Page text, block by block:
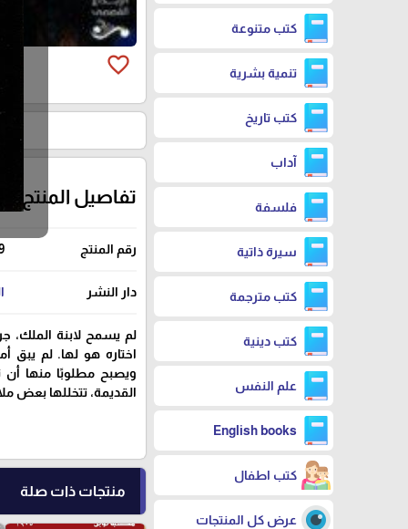
كتب متنوعة
تنمية بشرية
كتب تاريخ
آداب
فلسفة
سيرة ذاتية
كتب مترجمة
كتب دينية
علم النفس
English books
كتب اطفال
عرض كل المنتجات
favorite_border
تفاصيل المنتج
رقم المنتج
دار النشر
لم يسمح لابنة الملك،
اختاره هو لها. لم يبق
ويصبح مطلوبًا منها أن
القديمة، تتخللها بعض
منتجات ذات صلة